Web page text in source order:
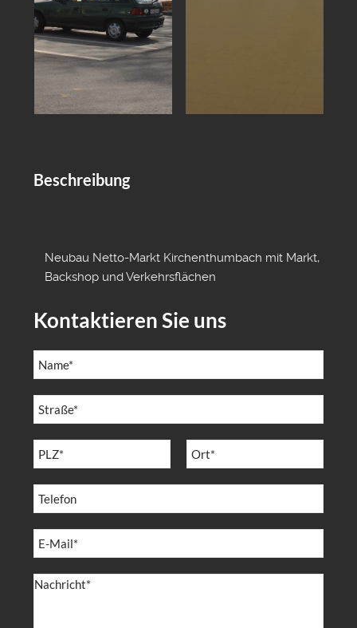
Beschreibung
Neubau Netto-Markt Kirchenthumbach mit Markt,
Backshop und Verkehrsflächen
Kontaktieren Sie uns